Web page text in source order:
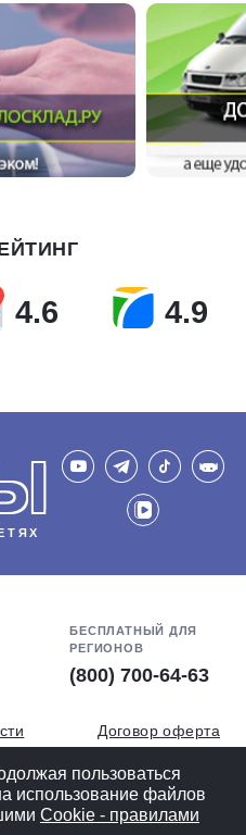
4.6 4.9
БЕСПЛАТНЫЙ ДЛЯ
РЕГИОНОВ
(800) 700-64-63
Договор оферта
СОУТ
версия
пользоваться
использование файлов
Cookiе - правилами